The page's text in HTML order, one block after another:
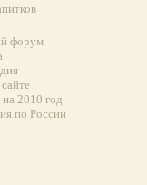
форум
2010 год
по России